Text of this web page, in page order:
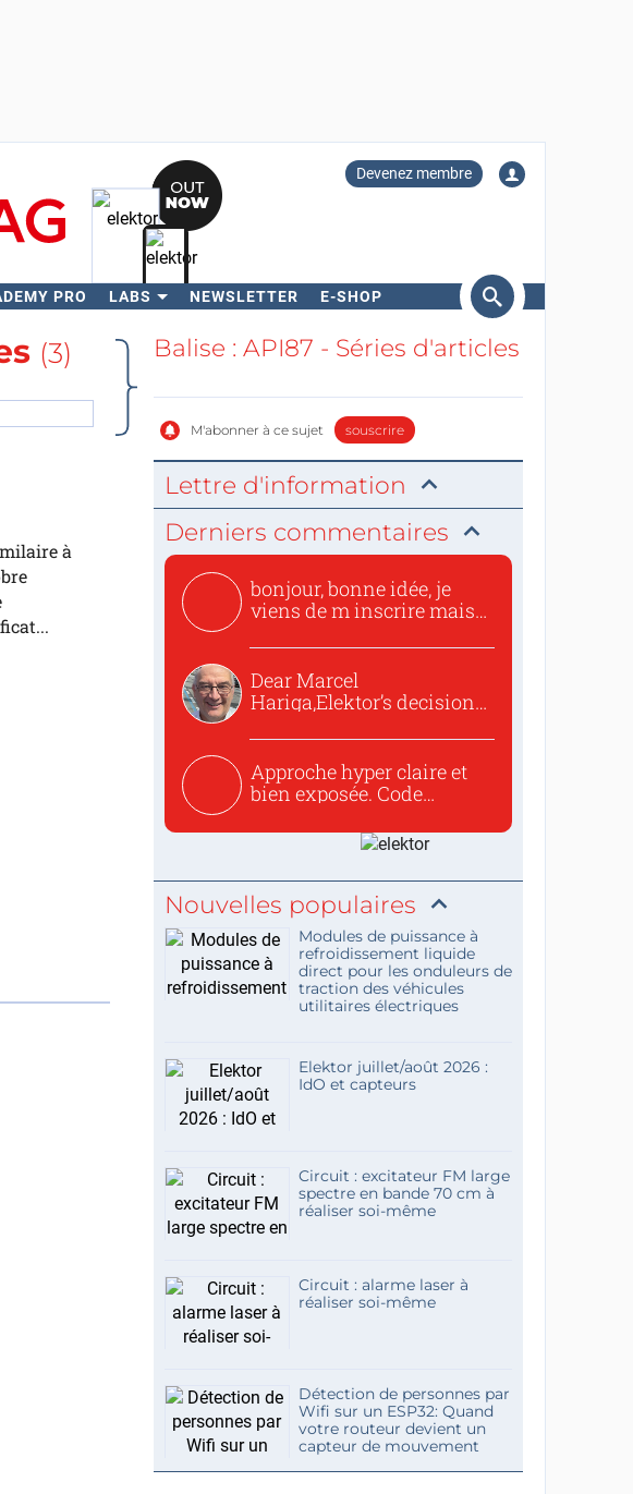
Devenez membre
PRO LABS NEWSLETTER E-SHOP
Rechercher
(3)
à
Balise : API87 - Séries d'articles
M'abonner à ce sujet souscrire
Lettre d'information
Derniers commentaires
bonjour, bonne idée, je
viens de m inscrire mais
Dear Marcel
Hariga,Elektor’s decision
Approche hyper claire et
bien exposée. Code
Nouvelles populaires
Modules de puissance à
refroidissement liquide
direct pour les onduleurs de
traction des véhicules
utilitaires électriques
Elektor juillet/août 2026 :
IdO et capteurs
Circuit : excitateur FM large
spectre en bande 70 cm à
réaliser soi-même
Circuit : alarme laser à
réaliser soi-même
Détection de personnes par
Wifi sur un ESP32: Quand
votre routeur devient un
capteur de mouvement